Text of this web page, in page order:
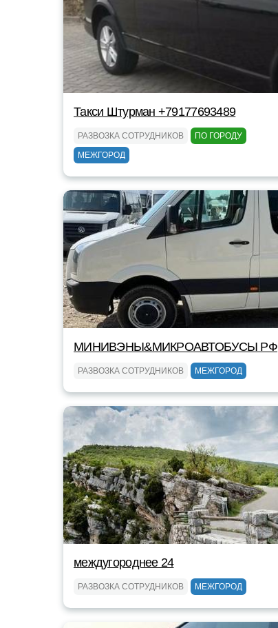
Такси Штурман +79177693489
РАЗВОЗКА СОТРУДНИКОВ
ПО ГОРОДУ
МЕЖГОРОД
МИНИВЭНЫ&МИКРОАВТОБУСЫ РФ
РАЗВОЗКА СОТРУДНИКОВ МЕЖГОРОД
междугороднее 24
РАЗВОЗКА СОТРУДНИКОВ МЕЖГОРОД